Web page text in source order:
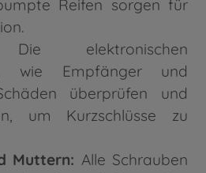
Reifen sorgen für
elektronischen
wie Empfänger und
überprüfen und
um Kurzschlüsse zu
Muttern: Alle Schrauben